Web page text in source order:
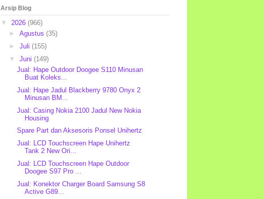
Arsip Blog
▼ 2026 (966)
► Agustus (35)
► Juli (155)
▼ Juni (149)
Jual: Hape Outdoor Doogee S110 Minusan
Buat Koleks...
Jual: Hape Jadul Blackberry 9780 Onyx 2
Minusan BM...
Jual: Casing Nokia 2100 Jadul New Nokia
Housing
Spare Part dan Aksesoris Ponsel Unihertz
Jual: LCD Touchscreen Hape Unihertz
Tank 2 New Ori...
Jual: LCD Touchscreen Hape Outdoor
Doogee S97 Pro ...
Jual: Konektor Charger Board Samsung S8
Active G89...